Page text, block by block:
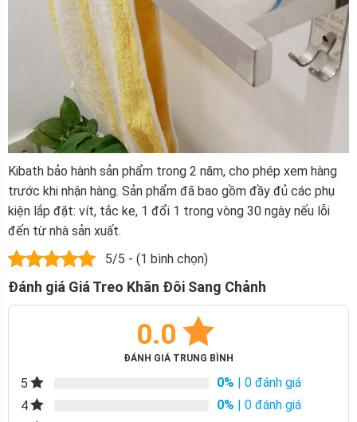
Kibath bảo hành sản phẩm trong 2 năm, cho phép xem hàng
trước khi nhận hàng. Sản phẩm đã bao gồm đầy đủ các phụ
kiện lắp đặt: vít, tắc ke, 1 đổi 1 trong vòng 30 ngày nếu lỗi
đến từ nhà sản xuất.
5/5 - (1 bình chọn)
Đánh giá Giá Treo Khăn Đôi Sang Chảnh
0.0
ĐÁNH GIÁ TRUNG BÌNH
5 0% | 0 đánh giá
4
0% | 0 đánh giá